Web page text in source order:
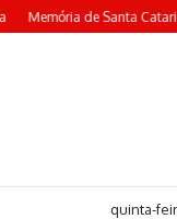
Memória de Santa
quinta-